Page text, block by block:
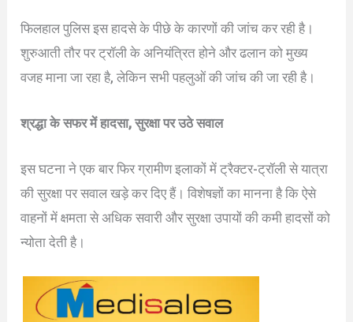
फिलहाल पुलिस इस हादसे के पीछे के कारणों की जांच कर रही है।
शुरुआती तौर पर ट्रॉली के अनियंत्रित होने और ढलान को मुख्य
वजह माना जा रहा है, लेकिन सभी पहलुओं की जांच की जा रही है।
श्रद्धा के सफर में हादसा, सुरक्षा पर उठे सवाल
इस घटना ने एक बार फिर ग्रामीण इलाकों में ट्रैक्टर-ट्रॉली से यात्रा
की सुरक्षा पर सवाल खड़े कर दिए हैं। विशेषज्ञों का मानना है कि ऐसे
वाहनों में क्षमता से अधिक सवारी और सुरक्षा उपायों की कमी हादसों को
न्योता देती है।